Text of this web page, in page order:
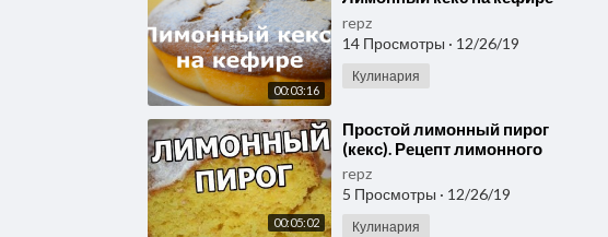
00:03:16
repz
14 Просмотры · 12/26/19
Кулинария
00:05:02
⁣Простой лимонный пирог
(кекс). Рецепт лимонного
пирога кекса
repz
5 Просмотры · 12/26/19
Кулинария